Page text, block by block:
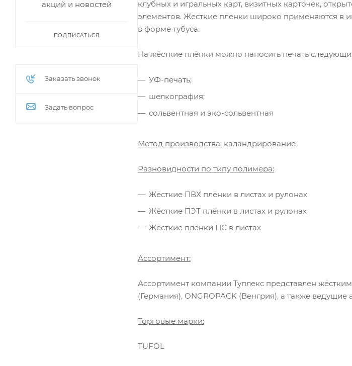
клубных и игральных карт, визитных карточек,
элементов. Жесткие пленки широко применяются в
в форме тубуса.
На жёсткие плёнки можно наносить печать
УФ-печать;
шелкография;
сольвентная и эко-сольвентная
Метод производства: каландрирование
Разновидности по типу полимера:
Жёсткие ПВХ плёнки в листах и рулонах
Жёсткие ПЭТ плёнки в листах и рулонах
Жёсткие плёнки ПС в листах
Ассортимент:
Ассортимент компании Туплекс представлен
(Германия), ONGROPACK (Венгрия), а также ведущие
Торговые марки:
TUFOL
акций и новостей
ПОДПИСАТЬСЯ
Заказать звонок
Задать вопрос